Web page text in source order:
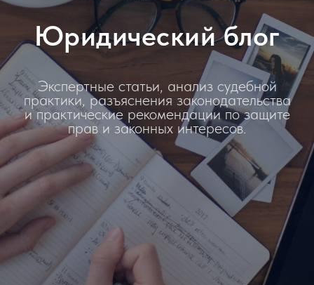
Юридический блог
Экспертные статьи, анализ судебной
практики, разъяснения законодательства
и практические рекомендации по защите
прав и законных интересов.